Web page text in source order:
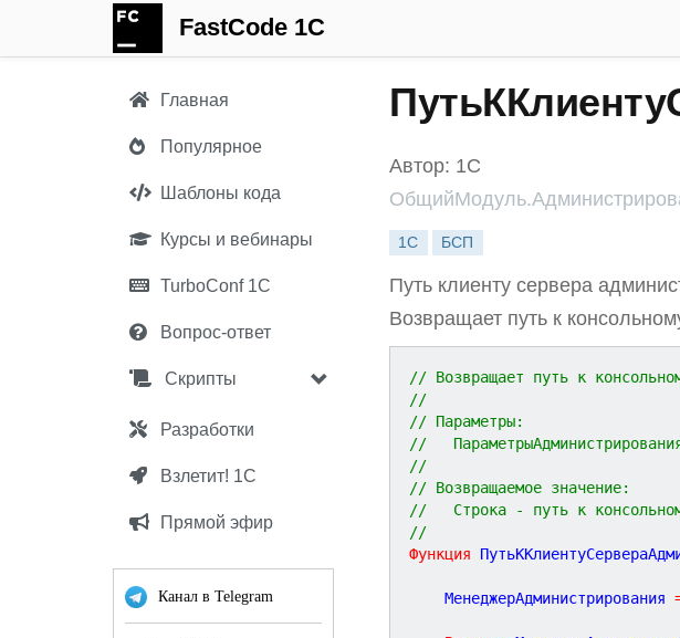
FastCode 1C
Главная
Популярное
Шаблоны кода
Курсы и вебинары
TurboConf 1С
Вопрос-ответ
Скрипты
Разработки
Взлетит! 1С
Прямой эфир
Канал в Telegram
Автор: 1С
1С БСП
Путь клиенту сервера
Возвращает путь к
// Возвращает путь к
//
// Параметры:
//
//
// Возвращаемое значение:
//   Строка - путь к
//
Функция
	МенеджерАдминистрирования